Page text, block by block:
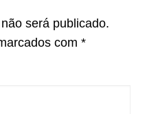
será publicado.
com *